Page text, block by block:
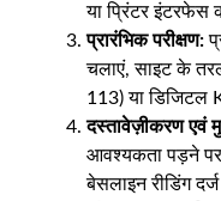
या प्रिंटर इंटरफेस
प्रारंभिक परीक्षण:
चलाएं, साइट के
113) या डिजिटल
दस्तावेज़ीकरण एवं
आवश्यकता पड़ने पर
बेसलाइन रीडिंग